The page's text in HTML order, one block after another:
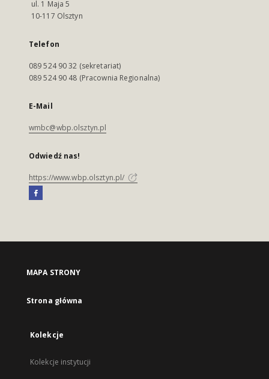
ul. 1 Maja 5
10-117 Olsztyn
Telefon
089 524 90 32 (sekretariat)
089 524 90 48 (Pracownia Regionalna)
E-Mail
wmbc@wbp.olsztyn.pl
Odwiedź nas!
https://www.wbp.olsztyn.pl/
MAPA STRONY
Strona główna
Kolekcje
Kolekcje instytucji